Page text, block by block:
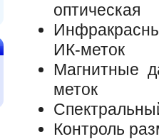
оптическая
ИК-меток
Магнитные
меток
Контроль